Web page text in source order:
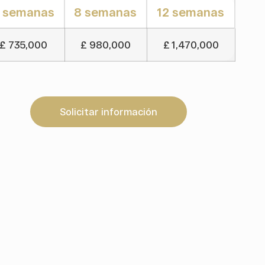
8 semanas 12 semanas
£ 735,000 £ 980,000 £ 1,470,000
Solicitar información